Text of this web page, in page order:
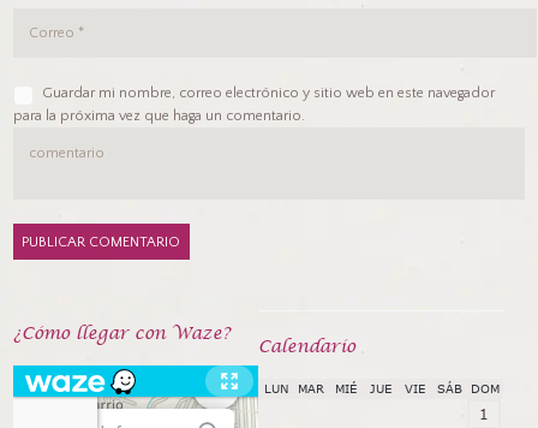
Guardar mi nombre, correo electrónico y sitio web en este navegador
para la próxima vez que haga un comentario.
¿Cómo llegar con Waze?
Calendarío
LUN MAR MIÉ JUE VIE SÁB DOM
1